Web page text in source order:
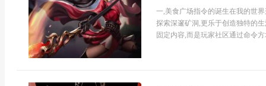
一,美食广场指令的诞生在我的世
探索深邃矿洞,更乐于创造独特的
固定内容,而是玩家社区通过命令